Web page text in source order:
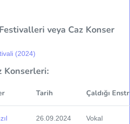
Festivalleri veya Caz Konser
(2024)
Konserleri:
Tarih Çaldığı
26.09.2024 Vokal